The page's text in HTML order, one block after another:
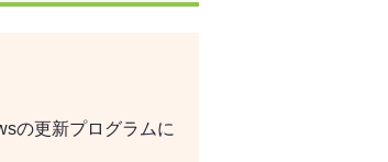
の更新プログラムに